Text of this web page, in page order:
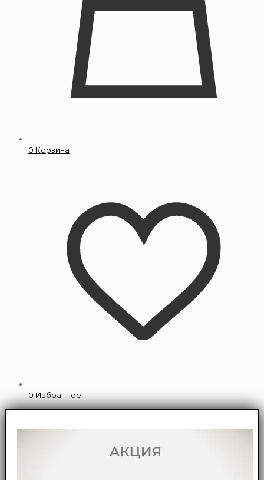
0 Корзина
0 Избранное